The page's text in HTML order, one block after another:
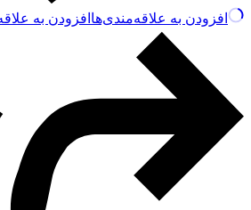
افزودن به علاقه‌مندی‌ها افزودن به